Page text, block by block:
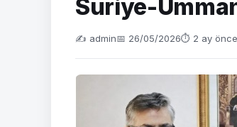
Suriye-
✍️ admin📅 26/05/2026⏱ 2 ay önce